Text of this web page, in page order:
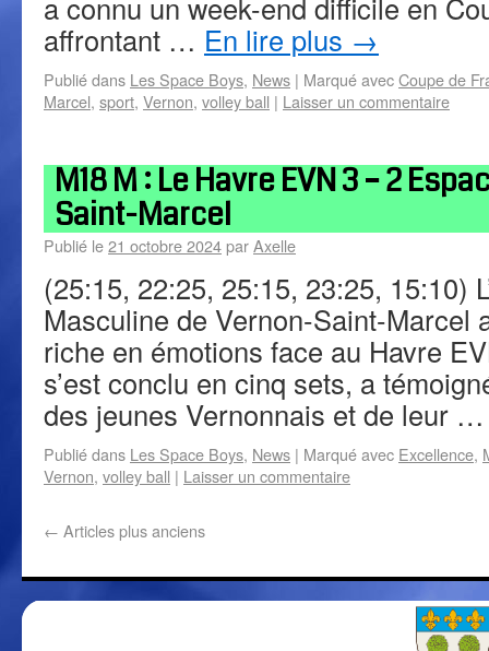
affrontant … En lire plus →
Publié dans Les Space Boys, News | Marqué avecCoupe de
Marcel, sport, Vernon, volley ball | Laisser un commentaire
M18 M : Le Havre EVN 3 – 2
Saint-Marcel
Publié le21 octobre 2024parAxelle
(25:15, 22:25, 25:15, 23:25, 15:10)
Masculine de Vernon-Saint-Marcel
riche en émotions face au Havre
s’est conclu en cinq sets, a
des jeunes Vernonnais et de leur
Publié dans Les Space Boys, News | Marqué avec Excellence,
Vernon, volley ball | Laisser un commentaire
← Articles plus anciens